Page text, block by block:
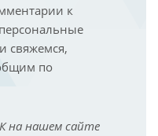
к
свяжемся,
по
на нашем сайте